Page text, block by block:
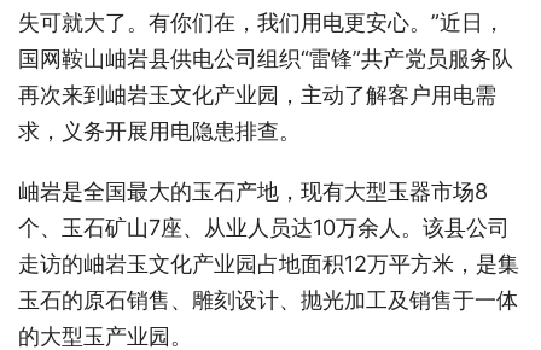
失可就大了。有你们在，我们用电更安心。”近日，
国网鞍山岫岩县供电公司组织“雷锋”共产党员服务队
再次来到岫岩玉文化产业园，主动了解客户用电需
求，义务开展用电隐患排查。
岫岩是全国最大的玉石产地，现有大型玉器市场8
个、玉石矿山7座、从业人员达10万余人。该县公司
走访的岫岩玉文化产业园占地面积12万平方米，是集
玉石的原石销售、雕刻设计、抛光加工及销售于一体
的大型玉产业园。